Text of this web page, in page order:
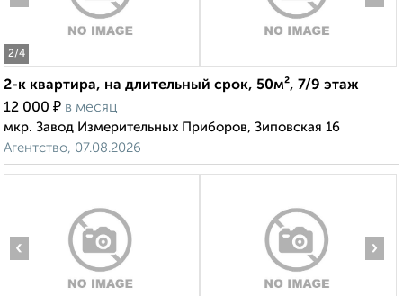
2/4
2-к квартира, на длительный срок, 50м², 7/9 этаж
12 000 ₽ в месяц
мкр. Завод Измерительных Приборов, Зиповская 16
Агентство, 07.08.2026
‹ ›